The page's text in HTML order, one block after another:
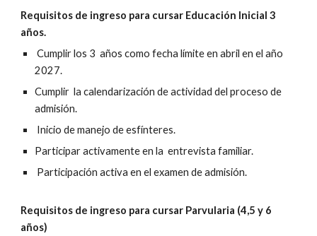
Requisitos de ingreso para cursar Educación Inicial 3
años.
Cumplir los 3 años como fecha límite en abril en el año
2027.
Cumplir la calendarización de actividad del proceso de
admisión.
Inicio de manejo de esfínteres.
Participar activamente en la entrevista familiar.
Participación activa en el examen de admisión.
Requisitos de ingreso para cursar Parvularia (4,5 y 6
años)